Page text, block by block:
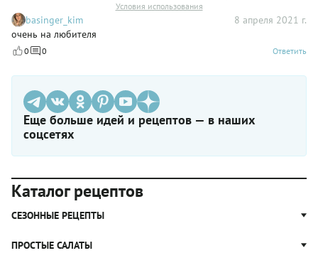
Условия использования
basinger_kim
8 апреля 2021 г.
очень на любителя
0 0 Ответить
Еще больше идей и рецептов — в наших
соцсетях
Каталог рецептов
СЕЗОННЫЕ РЕЦЕПТЫ
Рецепты из капусты
ПРОСТЫЕ САЛАТЫ